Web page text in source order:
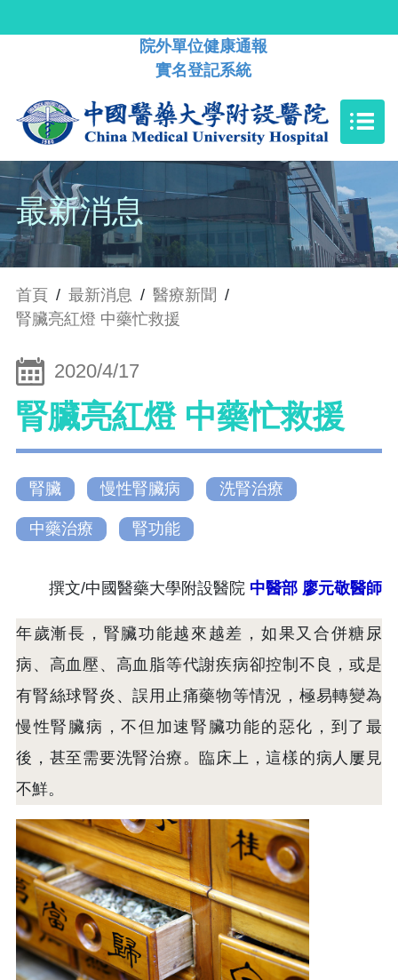
院外單位健康通報
實名登記系統
最新消息
首頁 / 最新消息 / 醫療新聞 /
腎臟亮紅燈 中藥忙救援
2020/4/17
腎臟亮紅燈 中藥忙救援
腎臟 慢性腎臟病 洗腎治療
中藥治療 腎功能
撰文/中國醫藥大學附設醫院 中醫部 廖元敬醫師
年歲漸長，腎臟功能越來越差，如果又合併糖尿
病、高血壓、高血脂等代謝疾病卻控制不良，或是
有腎絲球腎炎、誤用止痛藥物等情況，極易轉變為
慢性腎臟病，不但加速腎臟功能的惡化，到了最
後，甚至需要洗腎治療。臨床上，這樣的病人屢見
不鮮。